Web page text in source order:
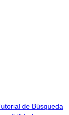
de Búsqueda